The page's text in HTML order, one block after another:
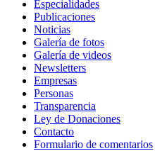
Especialidades
Publicaciones
Noticias
Galería de fotos
Galería de videos
Newsletters
Empresas
Personas
Transparencia
Ley de Donaciones
Contacto
Formulario de comentarios